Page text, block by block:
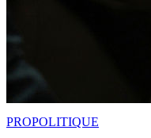
PROPOLITIQUE